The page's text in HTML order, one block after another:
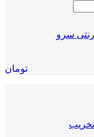
تومان